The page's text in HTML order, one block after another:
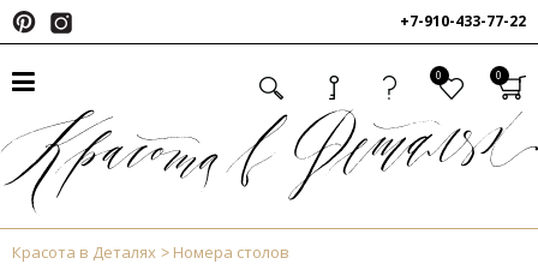
+7-910-433-77-22
0 0
Красота в Деталях Номера столов